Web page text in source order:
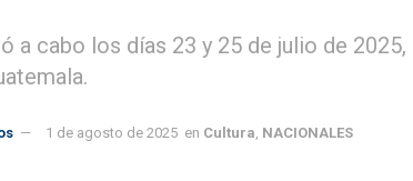
a cabo los días 23 y 25 de julio de
1 de agosto de 2025 en Cultura NACIONALES